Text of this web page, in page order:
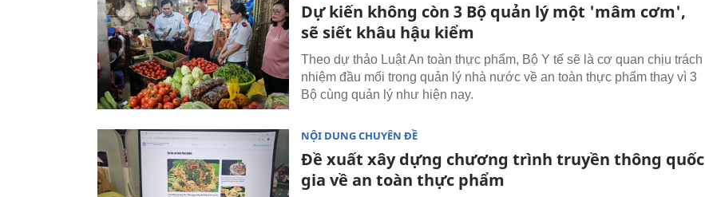
Dự kiến không còn 3 Bộ quản lý một 'mâm cơm',
sẽ siết khâu hậu kiểm
Theo dự thảo Luật An toàn thực phẩm, Bộ Y tế sẽ là cơ quan chịu trách
nhiệm đầu mối trong quản lý nhà nước về an toàn thực phẩm thay vì 3
Bộ cùng quản lý như hiện nay.
NỘI DUNG CHUYÊN ĐỀ
Đề xuất xây dựng chương trình truyền thông quốc
gia về an toàn thực phẩm